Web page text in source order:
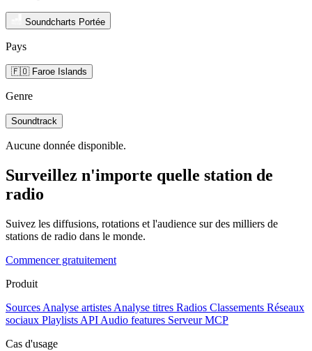
Soundcharts Portée
Pays
🇫🇴 Faroe Islands
Genre
Soundtrack
Aucune donnée disponible.
Surveillez n'importe quelle station de
radio
Suivez les diffusions, rotations et l'audience sur des milliers de
stations de radio dans le monde.
Commencer gratuitement
Produit
Sources Analyse artistes Analyse titres Radios Classements Réseaux
sociaux Playlists API Audio features Serveur MCP
Cas d'usage